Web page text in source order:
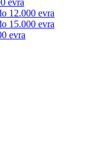
evra
12.000 evra
15.000 evra
evra